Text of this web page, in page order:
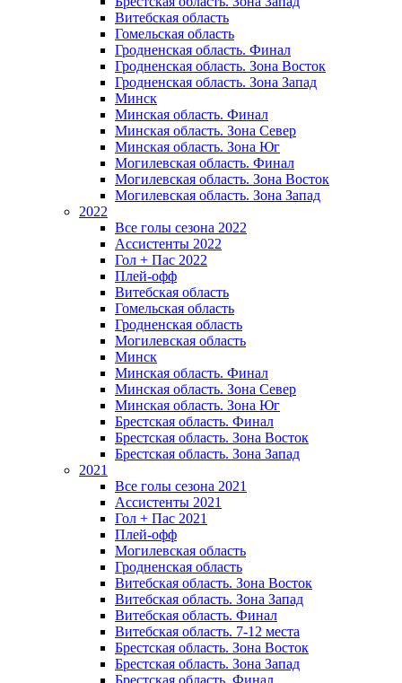
Витебская область
Гомельская область
Гродненская область. Финал
Гродненская область. Зона Восток
Гродненская область. Зона Запад
Минск
Минская область. Финал
Минская область. Зона Север
Минская область. Зона Юг
Могилевская область. Финал
Могилевская область. Зона Восток
Могилевская область. Зона Запад
2022
Все голы сезона 2022
Ассистенты 2022
Гол + Пас 2022
Плей-офф
Витебская область
Гомельская область
Гродненская область
Могилевская область
Минск
Mинская область. Финал
Минская область. Зона Север
Минская область. Зона Юг
Брестская область. Финал
Брестская область. Зона Восток
Брестская область. Зона Запад
2021
Все голы сезона 2021
Ассистенты 2021
Гол + Пас 2021
Плей-офф
Могилевская область
Гродненская область
Витебская область. Зона Восток
Витебская область. Зона Запад
Витебская область. Финал
Витебская область. 7-12 места
Брестская область. Зона Восток
Брестская область. Зона Запад
Брестская область. Финал